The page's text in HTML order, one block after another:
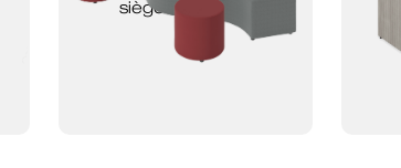
sièges de salon